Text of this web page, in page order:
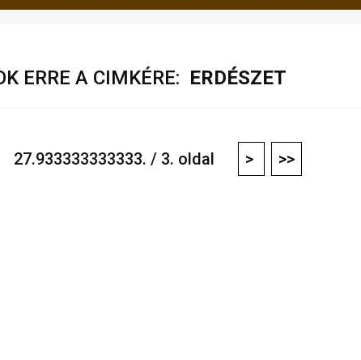
ERRE A CIMKÉRE: ERDÉSZET
27.933333333333. / 3. oldal > >>